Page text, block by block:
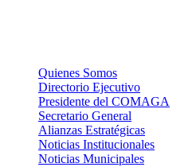
Quienes Somos
Directorio Ejecutivo
Presidente del COMAGA
Secretario General
Alianzas Estratégicas
Noticias Institucionales
Noticias Municipales